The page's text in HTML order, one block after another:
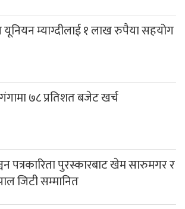
यूनियन म्याग्दीलाई १ लाख रुपैया सहयोग
७८ प्रतिशत बजेट खर्च
पत्रकारिता पुरस्कारबाट खेम सारुमगर र
जिटी सम्मानित